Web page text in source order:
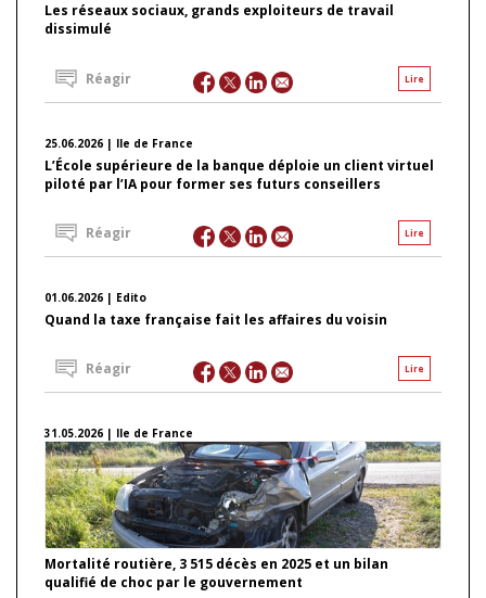
Les réseaux sociaux, grands exploiteurs de travail
dissimulé
Lire
Réagir
25.06.2026 | Ile de France
L’École supérieure de la banque déploie un client virtuel
piloté par l’IA pour former ses futurs conseillers
Lire
Réagir
01.06.2026 | Edito
Quand la taxe française fait les affaires du voisin
Lire
Réagir
31.05.2026 | Ile de France
Mortalité routière, 3 515 décès en 2025 et un bilan
qualifié de choc par le gouvernement